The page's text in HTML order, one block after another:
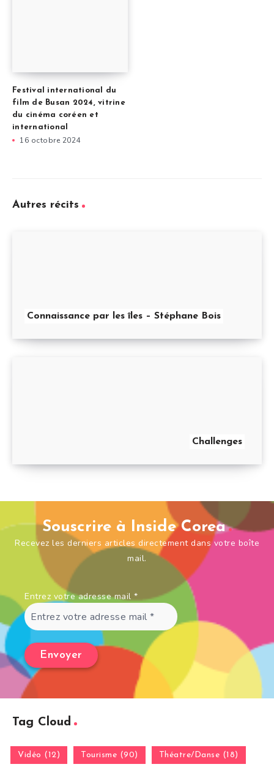
Festival international du
film de Busan 2024, vitrine
du cinéma coréen et
international
16 octobre 2024
Autres récits
Connaissance par les îles – Stéphane Bois
Challenges
Souscrire à Inside Corea
Recevez les derniers articles directement dans votre boîte
mail.
Entrez votre adresse mail *
Tag Cloud
Vidéo (12) Tourisme (90) Théatre/Danse (18)